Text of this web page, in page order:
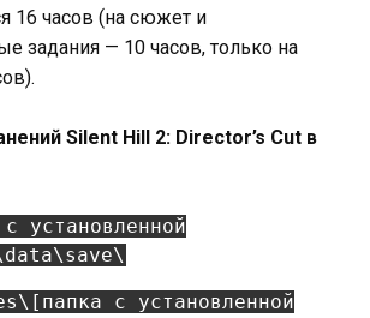
16 часов (на сюжет и
задания — 10 часов, только на
Silent Hill 2: Director’s Cut в
установленной
с установленной